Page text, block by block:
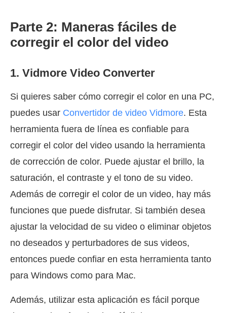
Parte 2: Maneras fáciles de
corregir el color del video
1. Vidmore Video Converter
Si quieres saber cómo corregir el color en una PC,
puedes usar Convertidor de video Vidmore. Esta
herramienta fuera de línea es confiable para
corregir el color del video usando la herramienta
de corrección de color. Puede ajustar el brillo, la
saturación, el contraste y el tono de su video.
Además de corregir el color de un video, hay más
funciones que puede disfrutar. Si también desea
ajustar la velocidad de su video o eliminar objetos
no deseados y perturbadores de sus videos,
entonces puede confiar en esta herramienta tanto
para Windows como para Mac.
Además, utilizar esta aplicación es fácil porque